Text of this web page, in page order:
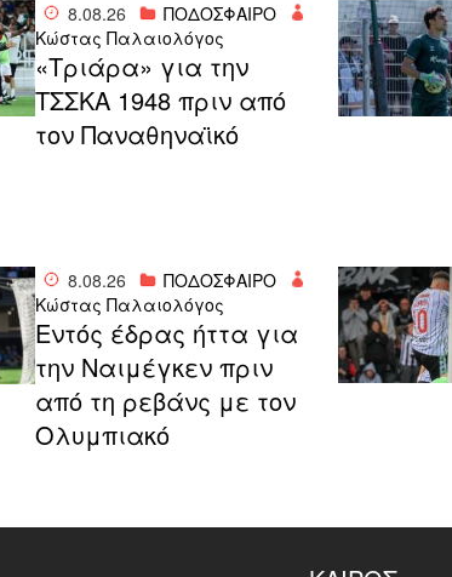
8.08.26
ΠΟΔΟΣΦΑΙΡΟ
Κώστας Παλαιολόγος
«Τριάρα» για την
ΤΣΣΚΑ 1948 πριν από
τον Παναθηναϊκό
8.08.26
ΠΟΔΟΣΦΑΙΡΟ
Κώστας Παλαιολόγος
Εντός έδρας ήττα για
την Ναιμέγκεν πριν
από τη ρεβάνς με τον
Ολυμπιακό